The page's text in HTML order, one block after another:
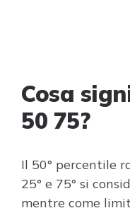
Cosa
50 75?
Il 50° percentile
25° e 75° si
mentre come